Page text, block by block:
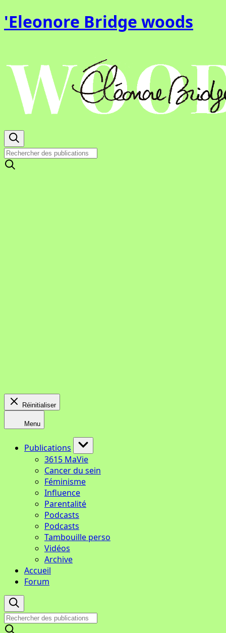
'Eleonore Bridge woods
Réinitialiser
Menu
Publications
3615 MaVie
Cancer du sein
Féminisme
Influence
Parentalité
Podcasts
Podcasts
Tambouille perso
Vidéos
Archive
Accueil
Forum